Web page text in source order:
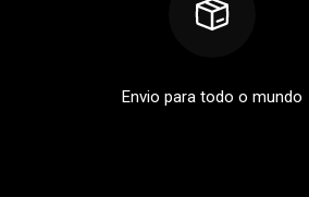
Envio para todo o mundo